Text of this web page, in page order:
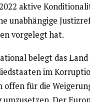
aktive
unabhängige
vorgelegt hat.
belegt das
im
offen für die